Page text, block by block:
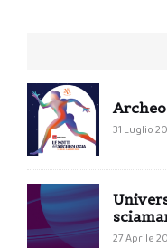
31 Luglio
27 Aprile